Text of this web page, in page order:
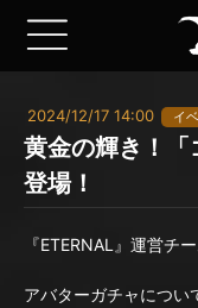
2024/12/17 14:00 イ
黄金の輝き！
登場！
『ETERNAL』運営チー
アバターガチャについ